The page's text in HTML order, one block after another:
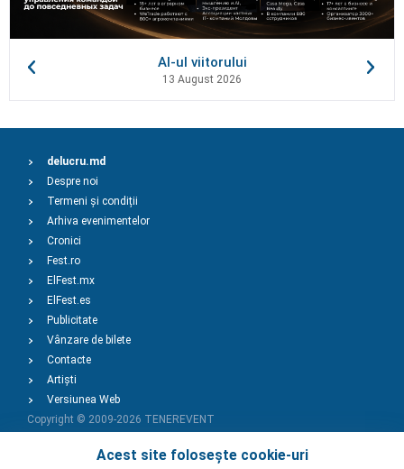
AI-ul viitorului
13 August 2026
Acest site folosește cookie-uri
delucru.md
Despre noi
Termeni și condiții
Arhiva evenimentelor
Cronici
Fest.ro
ElFest.mx
ElFest.es
Publicitate
Vânzare de bilete
Contacte
Artiști
Versiunea Web
Copyright © 2009-2026 TENEREVENT